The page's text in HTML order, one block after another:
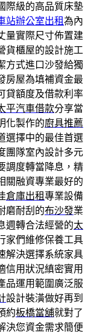
際級的高品質床墊
站辦公室出租為內
量實際尺寸佈置建
貨櫃屋的設計施工
方式進口沙發給獨
房屋為填補資金最
貸額度及借款利率
平汽車借款分享當
化製作的廚具推薦
選擇中的最佳首選
團隊室內設計多元
調度轉當降息，精
關融資專業最好的
倉庫出租專業設備
磨耐刮的布沙發業
週轉合法經營的太
家們維修保養工具
解決選擇系統家具
信用狀況縝密實用
品運用範圍廣泛服
設計裝潢做好再到
約板橋當舖就對了
決您資金需求簡便